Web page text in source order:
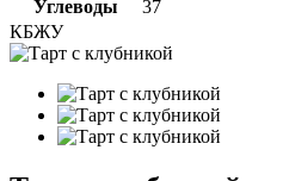
Углеводы
37
КБЖУ